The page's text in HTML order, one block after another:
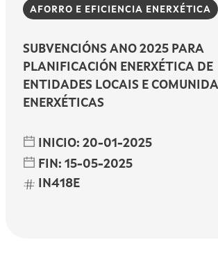
AFORRO E EFICIENCIA ENERXÉTICA
SUBVENCIÓNS ANO 2025 PARA
PLANIFICACIÓN ENERXÉTICA DE
ENTIDADES LOCAIS E
ENERXÉTICAS
INICIO: 20-01-2025
FIN: 15-05-2025
IN418E